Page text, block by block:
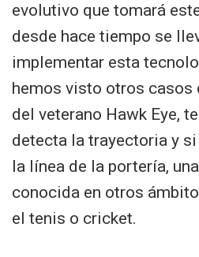
evolutivo que tomará
desde hace tiempo se
implementar esta
hemos visto otros casos
del veterano Hawk Eye,
detecta la trayectoria y
la línea de la portería,
conocida en otros
el tenis o cricket.